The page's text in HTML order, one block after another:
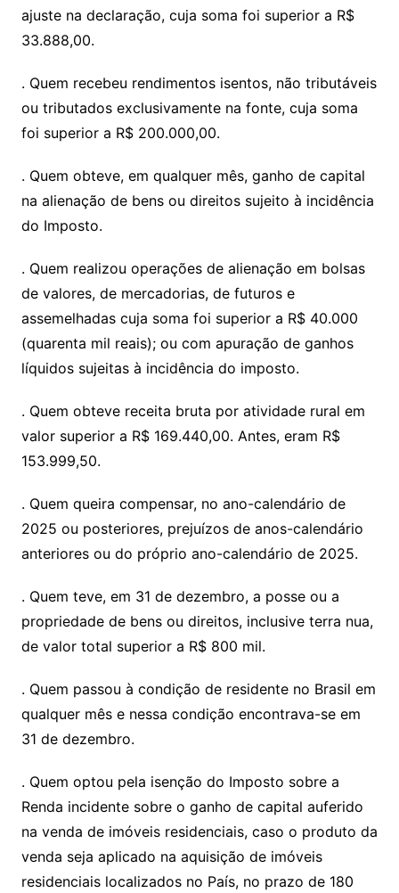
ajuste na declaração, cuja soma foi superior a R$
33.888,00.
. Quem recebeu rendimentos isentos, não tributáveis
ou tributados exclusivamente na fonte, cuja soma
foi superior a R$ 200.000,00.
. Quem obteve, em qualquer mês, ganho de capital
na alienação de bens ou direitos sujeito à incidência
do Imposto.
. Quem realizou operações de alienação em bolsas
de valores, de mercadorias, de futuros e
assemelhadas cuja soma foi superior a R$ 40.000
(quarenta mil reais); ou com apuração de ganhos
líquidos sujeitas à incidência do imposto.
. Quem obteve receita bruta por atividade rural em
valor superior a R$ 169.440,00. Antes, eram R$
153.999,50.
. Quem queira compensar, no ano-calendário de
2025 ou posteriores, prejuízos de anos-calendário
anteriores ou do próprio ano-calendário de 2025.
. Quem teve, em 31 de dezembro, a posse ou a
propriedade de bens ou direitos, inclusive terra nua,
de valor total superior a R$ 800 mil.
. Quem passou à condição de residente no Brasil em
qualquer mês e nessa condição encontrava-se em
31 de dezembro.
. Quem optou pela isenção do Imposto sobre a
Renda incidente sobre o ganho de capital auferido
na venda de imóveis residenciais, caso o produto da
venda seja aplicado na aquisição de imóveis
residenciais localizados no País, no prazo de 180